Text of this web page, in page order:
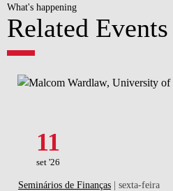
What's happening
Related Events
11
set '26
Seminários de Finanças | sexta-feira